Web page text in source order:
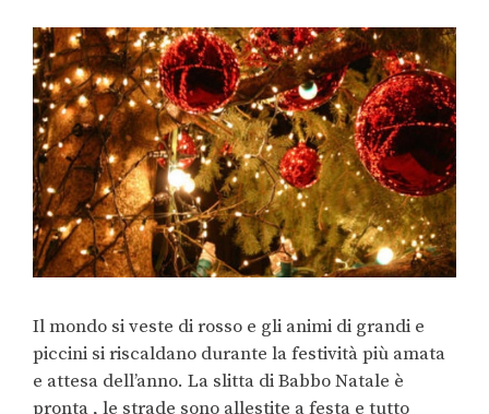
Il mondo si veste di rosso e gli animi di grandi e
piccini si riscaldano durante la festività più amata
e attesa dell’anno. La slitta di Babbo Natale è
pronta , le strade sono allestite a festa e tutto